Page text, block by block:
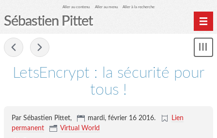
Aller au contenu Aller au menu Aller à la recherche
Sébastien Pittet
Spéléologie
Photographie
LetsEncrypt : la sécurité pour
tous !
Par Sébastien Pittet, mardi, février 16 2016.
Lien
permanent
Virtual World